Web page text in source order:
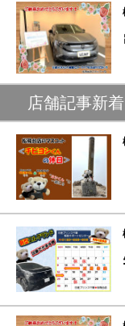
店舗記事新着